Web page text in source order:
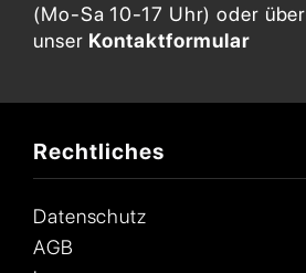
(Mo-Sa 10-17 Uhr) oder über
unser Kontaktformular
Rechtliches
Datenschutz
AGB